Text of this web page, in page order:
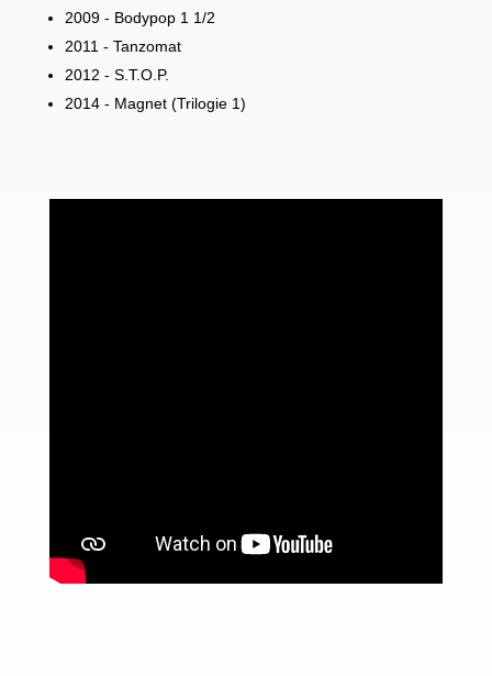
2009 - Bodypop 1 1/2
2011 - Tanzomat
2012 - S.T.O.P.
2014 - Magnet (Trilogie 1)